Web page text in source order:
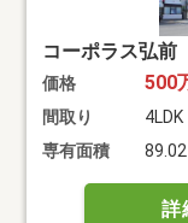
コーポラス弘前
価格 500
間取り
4LDK
専有面積
詳